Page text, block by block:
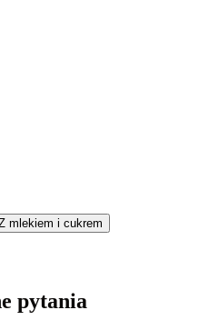
mlekiem i cukrem
pytania